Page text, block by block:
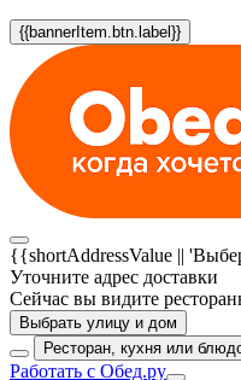
{{bannerItem.btn.label}}
{{shortAddressValue ||
Уточните адрес доставки
Сейчас вы видите
Выбрать улицу и дом
Ресторан, кухня или
Работать с Обед.ру